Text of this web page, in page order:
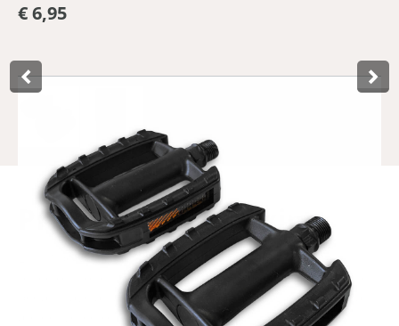
€ 6,95
Product­omschrijving
Lynx Sport/ATB are made of plastic and have built-in
reflectors for extra visibility while cycling. In addition, the
pedals have an anti-slip surface for better grip. The pedals
are delivered on a neat hang card.